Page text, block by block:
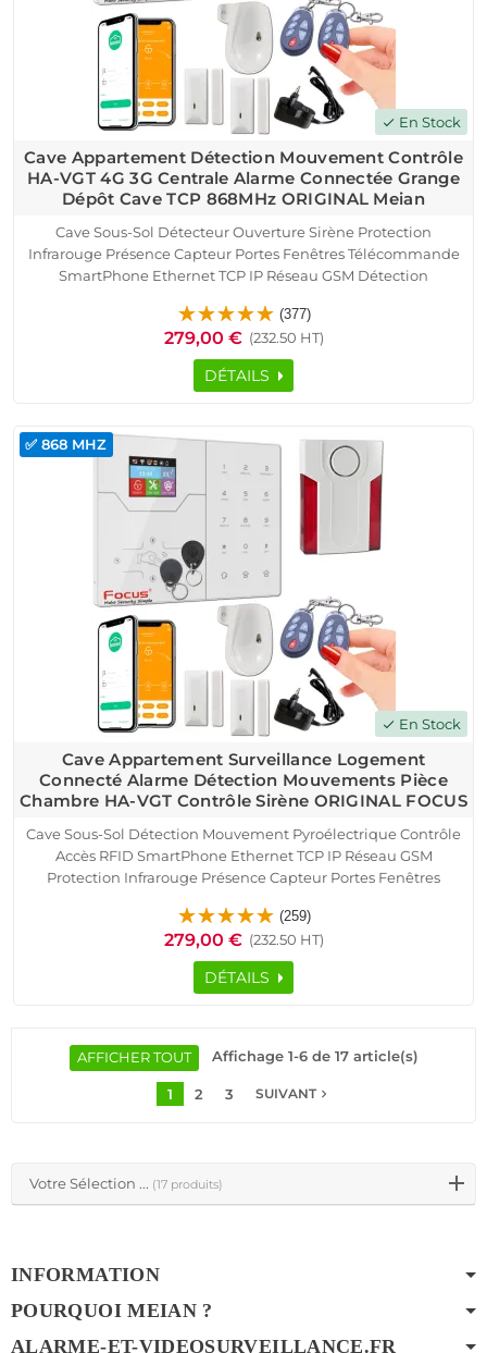
Votre Sélection ... (17 produits)
check En Stock
Cave Appartement Détection Mouvement Contrôle
HA-VGT 4G 3G Centrale Alarme Connectée Grange
Dépôt Cave TCP 868MHz ORIGINAL Meian
Cave Sous-Sol Détecteur Ouverture Sirène Protection
Infrarouge Présence Capteur Portes Fenêtres Télécommande
SmartPhone Ethernet TCP IP Réseau GSM Détection
Connecté Alarme HA-VGT Appartement
(377)
279,00 € (232.50 HT)
DÉTAILS
check En Stock
✅ 868 MHZ
Cave Appartement Surveillance Logement
Connecté Alarme Détection Mouvements Pièce
Chambre HA-VGT Contrôle Sirène ORIGINAL FOCUS
Cave Sous-Sol Détection Mouvement Pyroélectrique Contrôle
Accès RFID SmartPhone Ethernet TCP IP Réseau GSM
Protection Infrarouge Présence Capteur Portes Fenêtres
Connecté Alarme HA-VGT Appartement
(259)
279,00 € (232.50 HT)
DÉTAILS
AFFICHER TOUT Affichage 1-6 de 17 article(s)
1 2 3 SUIVANTnavigate_next
INFORMATION
POURQUOI MEIAN ?
ALARME-ET-VIDEOSURVEILLANCE.FR